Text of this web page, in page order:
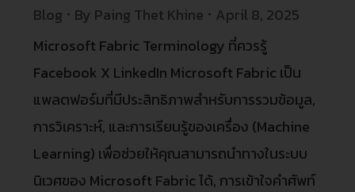
Blog By Paing Thet Khine
April 8, 2025
Microsoft Fabric Terminology ที่ควรรู้
Facebook X LinkedIn Microsoft Fabric เป็น
แพลตฟอร์มที่มีประสิทธิภาพสำหรับการรวมข้อมูล,
การวิเคราะห์, และการเรียนรู้ของเครื่อง (Machine
Learning) เพื่อช่วยให้คุณสามารถนำทางในระบบ
นิเวศของ Microsoft Fabric ได้, การเข้าใจคำศัพท์